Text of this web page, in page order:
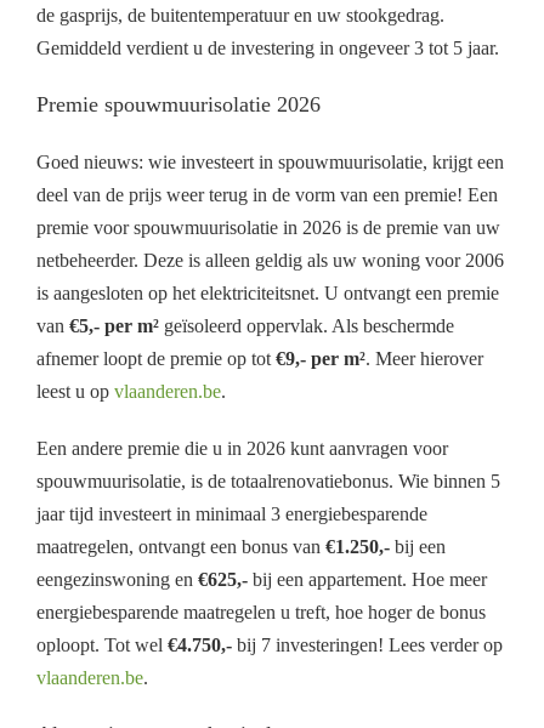
de gasprijs, de buitentemperatuur en uw stookgedrag.
Gemiddeld verdient u de investering in ongeveer 3 tot 5 jaar.
Premie spouwmuurisolatie 2026
Goed nieuws: wie investeert in spouwmuurisolatie, krijgt een
deel van de prijs weer terug in de vorm van een premie! Een
premie voor spouwmuurisolatie in 2026 is de premie van uw
netbeheerder. Deze is alleen geldig als uw woning voor 2006
is aangesloten op het elektriciteitsnet. U ontvangt een premie
van €5,- per m² geïsoleerd oppervlak. Als beschermde
afnemer loopt de premie op tot €9,- per m². Meer hierover
leest u op vlaanderen.be.
Een andere premie die u in 2026 kunt aanvragen voor
spouwmuurisolatie, is de totaalrenovatiebonus. Wie binnen 5
jaar tijd investeert in minimaal 3 energiebesparende
maatregelen, ontvangt een bonus van €1.250,- bij een
eengezinswoning en €625,- bij een appartement. Hoe meer
energiebesparende maatregelen u treft, hoe hoger de bonus
oploopt. Tot wel €4.750,- bij 7 investeringen! Lees verder op
vlaanderen.be.